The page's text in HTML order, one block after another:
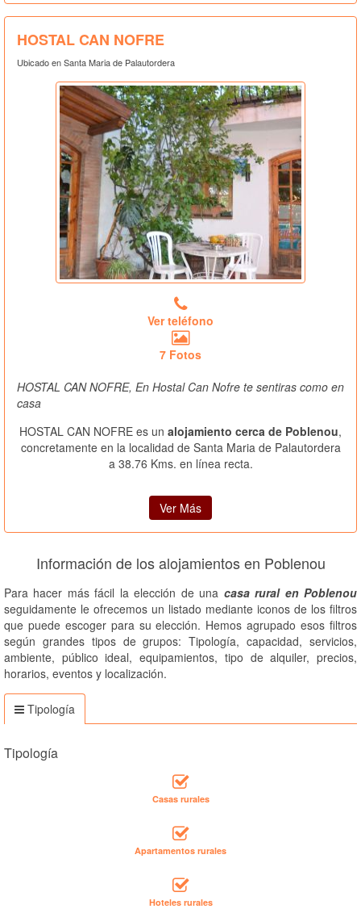
HOSTAL CAN NOFRE
Ubicado en Santa Maria de Palautordera
Ver teléfono
7 Fotos
HOSTAL CAN NOFRE, En Hostal Can Nofre te sentiras como en
casa
HOSTAL CAN NOFRE es un alojamiento cerca de Poblenou,
concretamente en la localidad de Santa Maria de Palautordera
a 38.76 Kms. en línea recta.
Ver Más
Información de los alojamientos en Poblenou
Para hacer más fácil la elección de una casa rural en Poblenou
seguidamente le ofrecemos un listado mediante iconos de los filtros
que puede escoger para su elección. Hemos agrupado esos filtros
según grandes tipos de grupos: Tipología, capacidad, servicios,
ambiente, público ideal, equipamientos, tipo de alquiler, precios,
horarios, eventos y localización.
Tipología
Tipología
Casas rurales
Apartamentos rurales
Hoteles rurales